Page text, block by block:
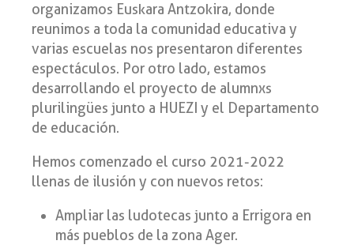
organizamos Euskara Antzokira, donde
reunimos a toda la comunidad educativa y
varias escuelas nos presentaron diferentes
espectáculos. Por otro lado, estamos
desarrollando el proyecto de alumnxs
plurilingües junto a HUEZI y el Departamento
de educación.
Hemos comenzado el curso 2021-2022
llenas de ilusión y con nuevos retos:
Ampliar las ludotecas junto a Errigora en
más pueblos de la zona Ager.